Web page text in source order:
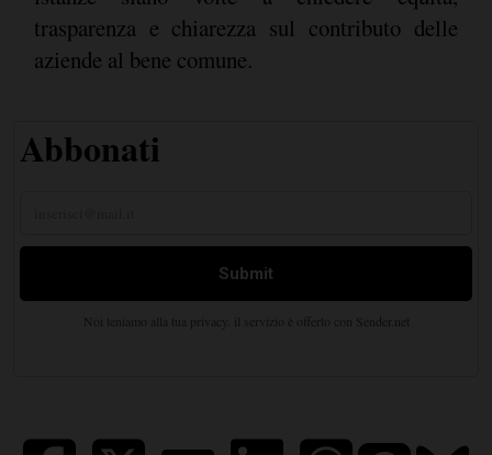
trasparenza e chiarezza sul contributo delle
aziende al bene comune.